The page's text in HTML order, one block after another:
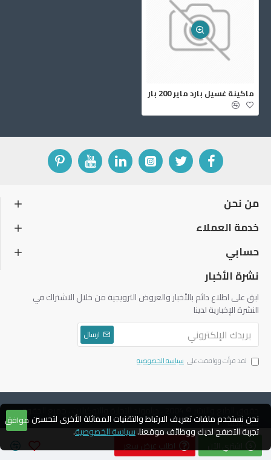
اطلب عرض سعر
‏ماكينة غسيل بارد ماير ‎200‏ بار
من نحن
خدمة العملاء
حسابي
نشرة الأخبار
ابق على اطلاع دائم بالأخبار والعروض الترويجية من خلال الاشتراك في
النشرة الإخبارية لدينا
ارسال
لقد قرأت ووافقت على سياسة الخصوصية
حقوق الطبع والنشر © 2004 ، دياموند للتجارة والتوكيلات ، جميع الحقوق
محفوظة
موافق نحن نستخدم ملفات تعريف الارتباط والتقنيات المماثلة الأخرى لتحسين
تجربة التصفح لديك ووظائف موقعنا.سياسة الخصوصية.